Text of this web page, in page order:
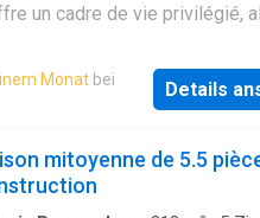
un cadre de vie privilégié,
et son
un lieu de vie idéal pour
sérénité et qualité
volumes généreux et leur
Les pièces de vie
Monat bei
Details
mitoyenne de 5.5